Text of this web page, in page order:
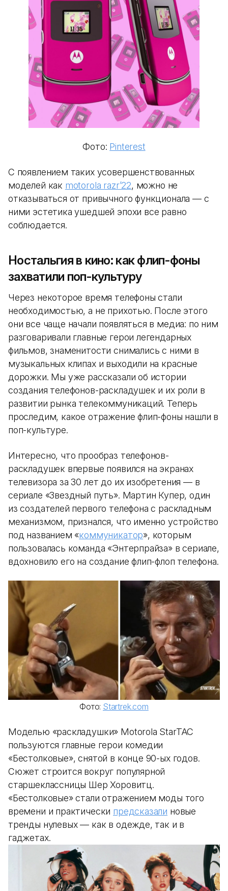
Фото: Pinterest
С появлением таких усовершенствованных
моделей как motorola razr’22, можно не
отказываться от привычного функционала — с
ними эстетика ушедшей эпохи все равно
соблюдается.
Ностальгия в кино: как флип-фоны
захватили поп-культуру
Через некоторое время телефоны стали
необходимостью, а не прихотью. После этого
они все чаще начали появляться в медиа: по ним
разговаривали главные герои легендарных
фильмов, знаменитости снимались с ними в
музыкальных клипах и выходили на красные
дорожки. Мы уже рассказали об истории
создания телефонов-раскладушек и их роли в
развитии рынка телекоммуникаций. Теперь
проследим, какое отражение флип-фоны нашли в
поп-культуре.
Интересно, что прообраз телефонов-
раскладушек впервые появился на экранах
телевизора за 30 лет до их изобретения — в
сериале «Звездный путь». Мартин Купер, один
из создателей первого телефона с раскладным
механизмом, признался, что именно устройство
под названием «коммуникатор», которым
пользовалась команда «Энтерпрайза» в сериале,
вдохновило его на создание флип-флоп телефона.
Фото: Startrek.com
Моделью «раскладушки» Motorola StarTAC
пользуются главные герои комедии
«Бестолковые», снятой в конце 90-ых годов.
Сюжет строится вокруг популярной
старшеклассницы Шер Хоровитц.
«Бестолковые» стали отражением моды того
времени и практически предсказали новые
тренды нулевых — как в одежде, так и в
гаджетах.